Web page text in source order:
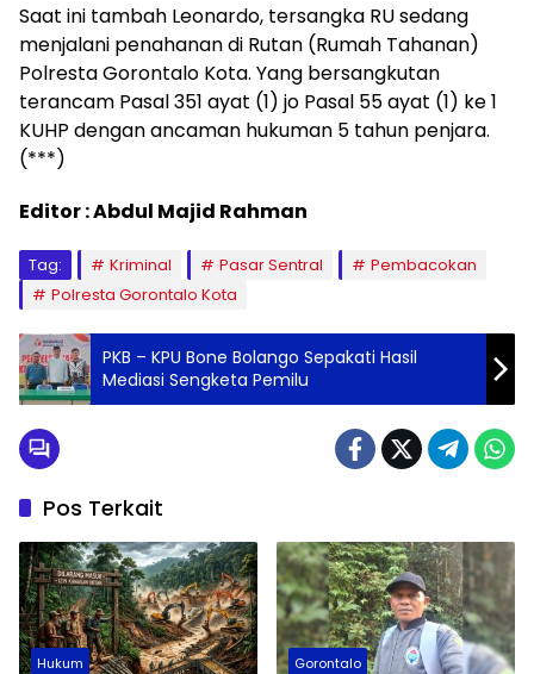
Saat ini tambah Leonardo, tersangka RU sedang
menjalani penahanan di Rutan (Rumah Tahanan)
Polresta Gorontalo Kota. Yang bersangkutan
terancam Pasal 351 ayat (1) jo Pasal 55 ayat (1) ke 1
KUHP dengan ancaman hukuman 5 tahun penjara.
(***)
Editor : Abdul Majid Rahman
Tag: Kriminal Pasar Sentral
Pembacokan
Polresta Gorontalo Kota
PKB – KPU Bone Bolango Sepakati Hasil
Mediasi Sengketa Pemilu
Pos Terkait
Hukum Gorontalo